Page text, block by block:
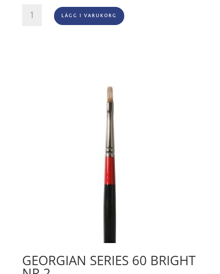
Georgian
Series
LÄGG I VARUKORG
GEORGIAN SERIES 60 BRIGHT